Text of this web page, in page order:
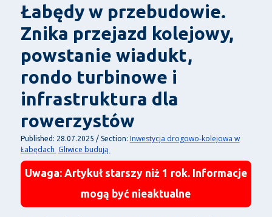
Łabędy w przebudowie.
Znika przejazd kolejowy,
powstanie wiadukt,
rondo turbinowe i
infrastruktura dla
rowerzystów
Published: 28.07.2025 / Section: Inwestycja drogowo-kolejowa w
Łabędach Gliwice budują
Uwaga: Artykuł starszy niż 1 rok. Informacje
mogą być nieaktualne